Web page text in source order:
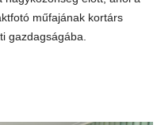
műfajának kortárs
gazdagságába.